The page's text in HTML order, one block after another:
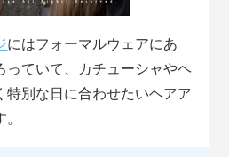
にはフォーマルウェアにあ
っていて、カチューシャやヘ
特別な日に合わせたいヘアア